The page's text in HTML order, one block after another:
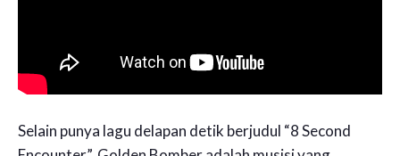
Selain punya lagu delapan detik berjudul “8 Second